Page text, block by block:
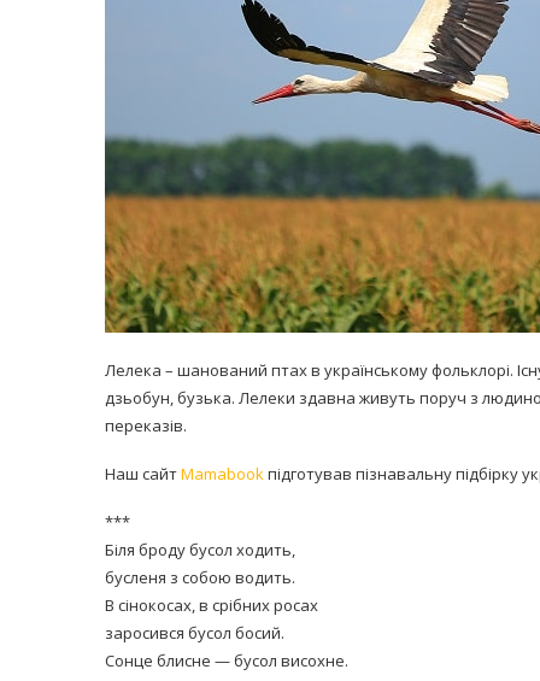
Лелека – шанований птах в українському фольклорі.
дзьобун, бузька. Лелеки здавна живуть поруч з
переказів.
Наш сайтMamabookпідготував пізнавальну підбірку
***
Біля броду бусол ходить,
бусленя з собою водить.
В сінокосах, в срібних росах
заросився бусол босий.
Сонце блисне — бусол висохне.
никакого кипятка
Лікарі назвали
коронавірусу
14/Бер/2020